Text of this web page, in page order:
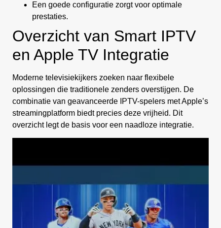
Een goede configuratie zorgt voor optimale
prestaties.
Overzicht van Smart IPTV
en Apple TV Integratie
Moderne televisiekijkers zoeken naar flexibele
oplossingen die traditionele zenders overstijgen. De
combinatie van geavanceerde IPTV-spelers met Apple’s
streamingplatform biedt precies deze vrijheid. Dit
overzicht legt de basis voor een naadloze integratie.